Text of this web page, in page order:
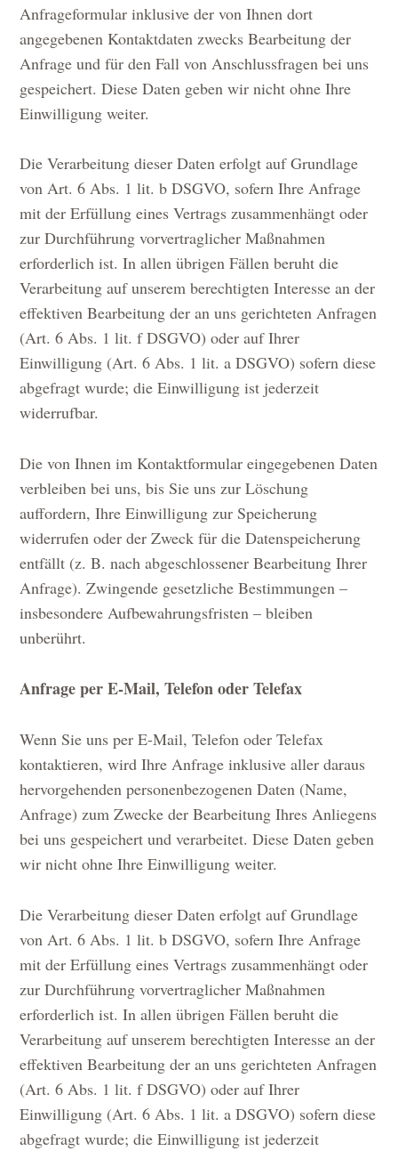
Anfrageformular inklusive der von Ihnen dort
angegebenen Kontaktdaten zwecks Bearbeitung der
Anfrage und für den Fall von Anschlussfragen bei uns
gespeichert. Diese Daten geben wir nicht ohne Ihre
Einwilligung weiter.
Die Verarbeitung dieser Daten erfolgt auf Grundlage
von Art. 6 Abs. 1 lit. b DSGVO, sofern Ihre Anfrage
mit der Erfüllung eines Vertrags zusammenhängt oder
zur Durchführung vorvertraglicher Maßnahmen
erforderlich ist. In allen übrigen Fällen beruht die
Verarbeitung auf unserem berechtigten Interesse an der
effektiven Bearbeitung der an uns gerichteten Anfragen
(Art. 6 Abs. 1 lit. f DSGVO) oder auf Ihrer
Einwilligung (Art. 6 Abs. 1 lit. a DSGVO) sofern diese
abgefragt wurde; die Einwilligung ist jederzeit
widerrufbar.
Die von Ihnen im Kontaktformular eingegebenen Daten
verbleiben bei uns, bis Sie uns zur Löschung
auffordern, Ihre Einwilligung zur Speicherung
widerrufen oder der Zweck für die Datenspeicherung
entfällt (z. B. nach abgeschlossener Bearbeitung Ihrer
Anfrage). Zwingende gesetzliche Bestimmungen –
insbesondere Aufbewahrungsfristen – bleiben
unberührt.
Anfrage per E-Mail, Telefon oder Telefax
Wenn Sie uns per E-Mail, Telefon oder Telefax
kontaktieren, wird Ihre Anfrage inklusive aller daraus
hervorgehenden personenbezogenen Daten (Name,
Anfrage) zum Zwecke der Bearbeitung Ihres Anliegens
bei uns gespeichert und verarbeitet. Diese Daten geben
wir nicht ohne Ihre Einwilligung weiter.
Die Verarbeitung dieser Daten erfolgt auf Grundlage
von Art. 6 Abs. 1 lit. b DSGVO, sofern Ihre Anfrage
mit der Erfüllung eines Vertrags zusammenhängt oder
zur Durchführung vorvertraglicher Maßnahmen
erforderlich ist. In allen übrigen Fällen beruht die
Verarbeitung auf unserem berechtigten Interesse an der
effektiven Bearbeitung der an uns gerichteten Anfragen
(Art. 6 Abs. 1 lit. f DSGVO) oder auf Ihrer
Einwilligung (Art. 6 Abs. 1 lit. a DSGVO) sofern diese
abgefragt wurde; die Einwilligung ist jederzeit